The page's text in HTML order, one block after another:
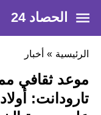
الحصاد 24
الرئيسية » أخبار
موعد ثقافي
تارودانت: